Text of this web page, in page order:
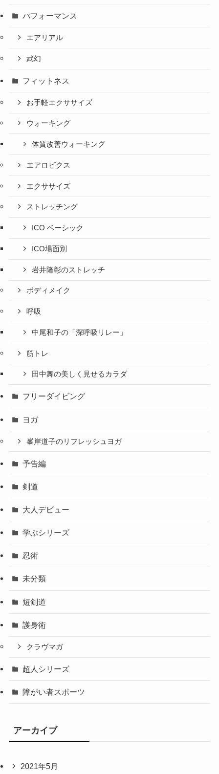
パフォーマンス
エアリアル
武幻
フィットネス
お手軽エクササイズ
ウォーキング
体質改善ウォーキング
エアロビクス
エクササイズ
ストレッチング
ICO ベーシック
ICO場面別
岩井隆彰のストレッチ
ボディメイク
呼吸
中尾和子の「深呼吸リレー」
筋トレ
田中舞の美しく見せるカラダ
フリーダイビング
ヨガ
峯岸道子のリフレッシュヨガ
予告編
剣道
大人デビュー
学ぶシリーズ
忍術
未分類
短剣道
護身術
クラヴマガ
超人シリーズ
障がい者スポーツ
アーカイブ
2021年5月